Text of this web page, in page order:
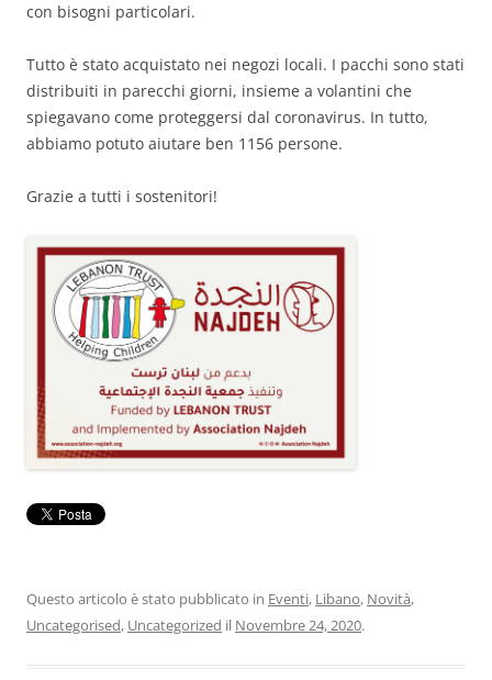
con bisogni particolari.
Tutto è stato acquistato nei negozi locali. I pacchi sono stati
distribuiti in parecchi giorni, insieme a volantini che
spiegavano come proteggersi dal coronavirus. In tutto,
abbiamo potuto aiutare ben 1156 persone.
Grazie a tutti i sostenitori!
Questo articolo è stato pubblicato in Eventi, Libano, Novità,
Uncategorised, Uncategorized il Novembre 24, 2020.